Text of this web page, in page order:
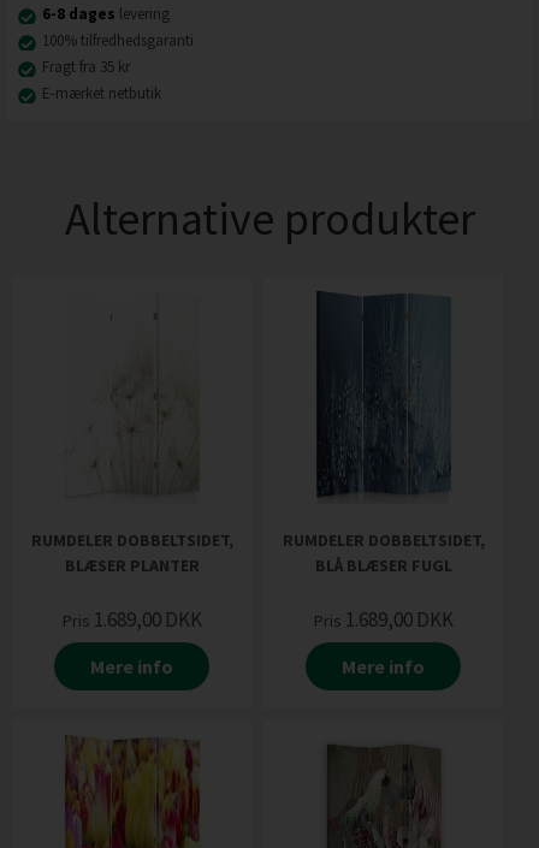
6-8 dages levering
100% tilfredhedsgaranti
Fragt fra 35 kr
E-mærket netbutik
Alternative produkter
RUMDELER DOBBELTSIDET,
BLÆSER PLANTER
Pris 1.689,00 DKK
Mere info
RUMDELER DOBBELTSIDET,
BLÅ BLÆSER FUGL
Pris 1.689,00 DKK
Mere info